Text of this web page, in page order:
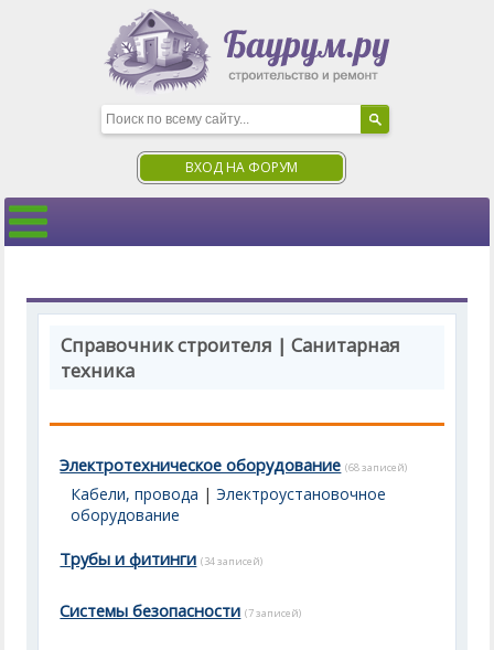
ВХОД НА ФОРУМ
Справочник строителя | Санитарная
техника
Электротехническое оборудование (68 записей)
Кабели, провода |Электроустановочное
оборудование
Трубы и фитинги (34 записей)
Системы безопасности (7 записей)